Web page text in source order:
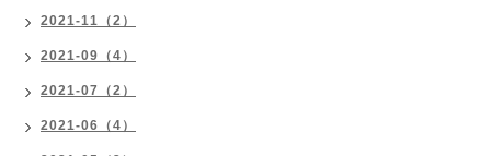
2021-11（2）
2021-09（4）
2021-07（2）
2021-06（4）